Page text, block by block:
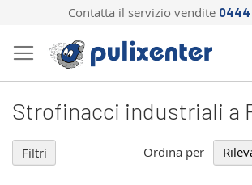
Contatta il servizio vendite 0444
al
contenuto
Strofinacci industriali a
Ordina per
Filtri